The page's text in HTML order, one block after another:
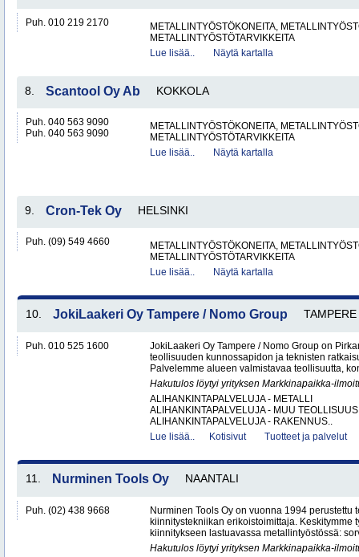
Puh. 010 219 2170
METALLINTYÖSTÖKONEITA,
METALLINTYÖSTÖTARVIKKEITA
Lue lisää..
Näytä kartalla
8. Scantool Oy Ab KOKKOLA
Puh. 040 563 9090
Puh. 040 563 9090
METALLINTYÖSTÖKONEITA,
METALLINTYÖSTÖTARVIKKEITA
Lue lisää..
Näytä kartalla
9. Cron-Tek Oy HELSINKI
Puh. (09) 549 4660
METALLINTYÖSTÖKONEITA,
METALLINTYÖSTÖTARVIKKEITA
Lue lisää..
Näytä kartalla
10. JokiLaakeri Oy Tampere / Nomo Group TAMPERE
Puh. 010 525 1600
JokiLaakeri Oy Tampere / Nomo Group on
teollisuuden kunnossapidon ja teknisten
Palvelemme alueen valmistavaa teollisuutta,
Hakutulos löytyi yrityksen Markkinapaikka-
ALIHANKINTAPALVELUJA - METALLI
ALIHANKINTAPALVELUJA - MUU TEOLLISUUS
ALIHANKINTAPALVELUJA - RAKENNUS..
Lue lisää..
Kotisivut Tuotteet ja palvelut
11. Nurminen Tools Oy NAANTALI
Puh. (02) 438 9668
Nurminen Tools Oy on vuonna 1994 perustettu
kiinnitystekniikan erikoistoimittaja. Keskitymme
kiinnitykseen lastuavassa metallintyöstössä:
Hakutulos löytyi yrityksen Markkinapaikka-